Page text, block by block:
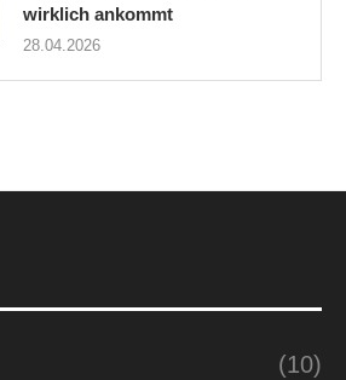
wirklich ankommt
28.04.2026
(10)